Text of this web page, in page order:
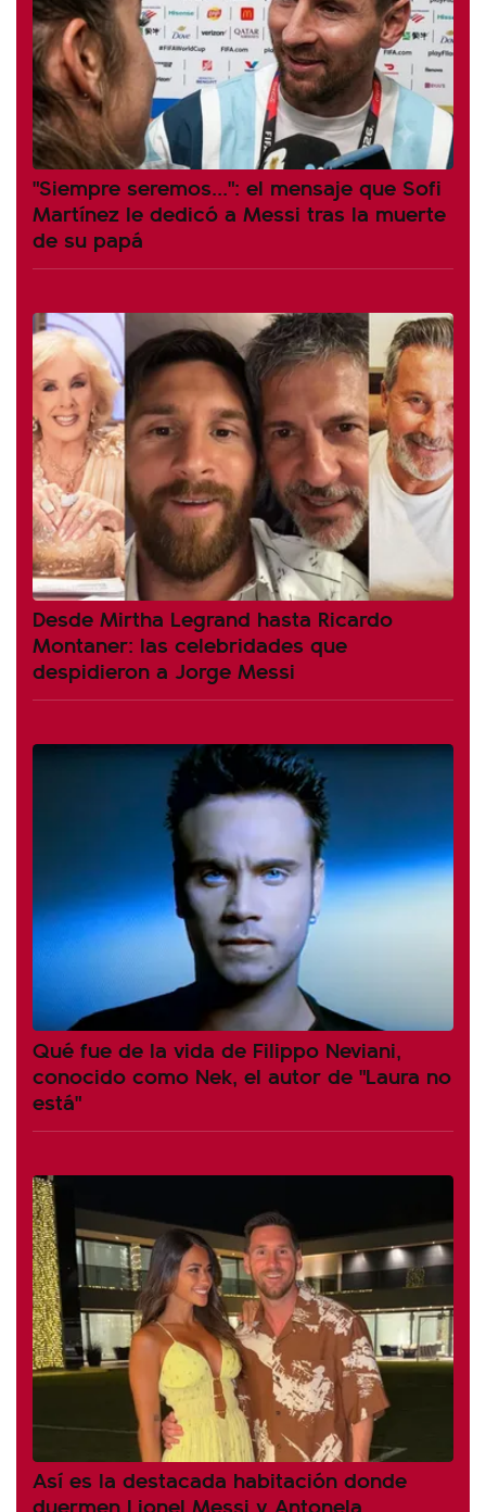
"Siempre seremos...": el mensaje que Sofi
Martínez le dedicó a Messi tras la muerte
de su papá
Desde Mirtha Legrand hasta Ricardo
Montaner: las celebridades que
despidieron a Jorge Messi
Qué fue de la vida de Filippo Neviani,
conocido como Nek, el autor de "Laura no
está"
Así es la destacada habitación donde
duermen Lionel Messi y Antonela